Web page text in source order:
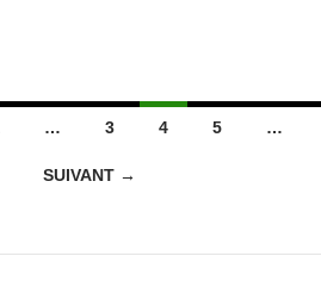
… 3 4 5 …
SUIVANT →